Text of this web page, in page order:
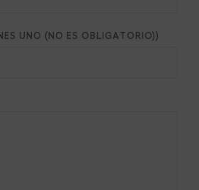
UNO (NO ES OBLIGATORIO))